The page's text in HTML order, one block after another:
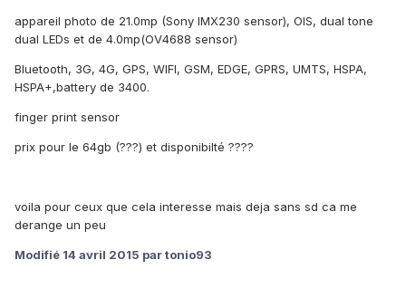
appareil photo de 21.0mp (Sony IMX230 sensor), OIS, dual tone
dual LEDs et de 4.0mp(OV4688 sensor)
Bluetooth, 3G, 4G, GPS, WIFI, GSM, EDGE, GPRS, UMTS, HSPA,
HSPA+,battery de 3400.
finger print sensor
prix pour le 64gb (???) et disponibilté ????
voila pour ceux que cela interesse mais deja sans sd ca me
derange un peu
Modifié 14 avril 2015 par tonio93